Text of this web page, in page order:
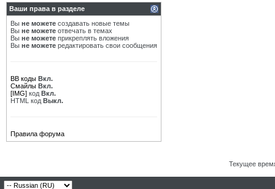
Ваши права в разделе
Вы не можете создавать новые темы
Вы не можете отвечать в темах
Вы не можете прикреплять вложения
Вы не можете редактировать свои сообщения
BB коды Вкл.
Смайлы Вкл.
[IMG] код Вкл.
HTML код Выкл.
Правила форума
Текущее